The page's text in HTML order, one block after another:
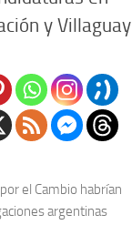
y Villaguay
el Cambio habrían
argentinas